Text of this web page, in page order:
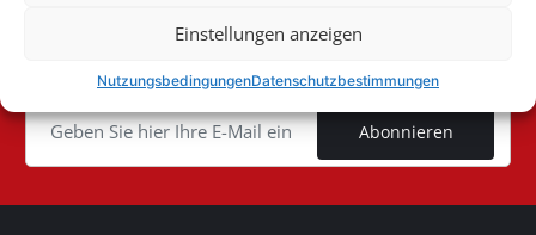
Einstellungen anzeigen
NutzungsbedingungenDatenschutzbestimmungen
Sie wollen keine Gelegenheit
verpassen?
Abonnieren